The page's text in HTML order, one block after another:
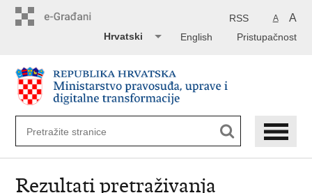
A A
RSS
Pristupačnost
English
Hrvatski
Rezultati pretraživanja